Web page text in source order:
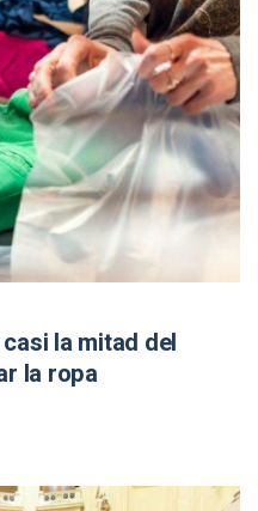
la mitad del
la ropa